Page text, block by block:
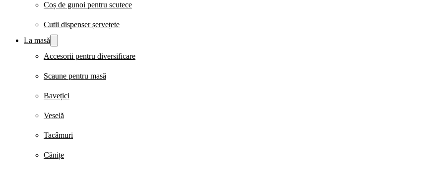
Coș de gunoi pentru scutece
Cutii dispenser șervețete
La masă
Accesorii pentru diversificare
Scaune pentru masă
Bavețici
Veselă
Tacâmuri
Cănițe